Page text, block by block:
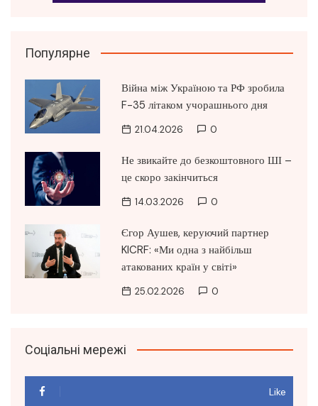
Популярне
Війна між Україною та РФ зробила
F-35 літаком учорашнього дня
21.04.2026 0
Не звикайте до безкоштовного ШІ –
це скоро закінчиться
14.03.2026 0
Єгор Аушев, керуючий партнер
KICRF: «Ми одна з найбільш
атакованих країн у світі»
25.02.2026 0
Соціальні мережі
Like